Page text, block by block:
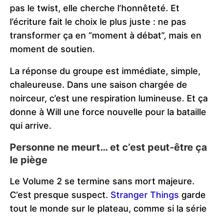
pas le twist, elle cherche l’honnêteté. Et
l’écriture fait le choix le plus juste : ne pas
transformer ça en “moment à débat”, mais en
moment de soutien.
La réponse du groupe est immédiate, simple,
chaleureuse. Dans une saison chargée de
noirceur, c’est une respiration lumineuse. Et ça
donne à Will une force nouvelle pour la bataille
qui arrive.
Personne ne meurt… et c’est peut-être ça
le piège
Le Volume 2 se termine sans mort majeure.
C’est presque suspect. Stranger Things garde
tout le monde sur le plateau, comme si la série